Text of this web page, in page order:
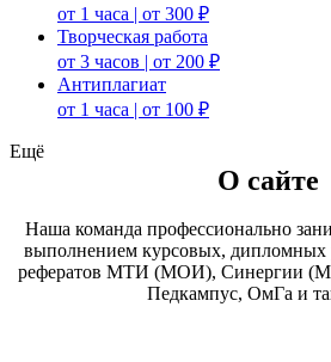
от 1 часа | от 300 ₽
Творческая работа
от 3 часов | от 200 ₽
Антиплагиат
от 1 часа | от 100 ₽
Ещё
О сайте
Наша команда профессионально
выполнением курсовых, дипломных
рефератов МТИ (МОИ), Синергии
Педкампус, ОмГа и